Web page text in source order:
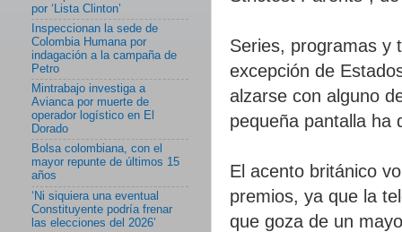
Series, programas y
excepción de
alzarse con alguno
pequeña pantalla ha
El acento británico
premios, ya que la
que goza de un
por ‘Lista Clinton’
Inspeccionan la sede de
Colombia Humana por
indagación a la campaña de
Petro
Mintrabajo investiga a
Avianca por muerte de
operador logístico en El
Dorado
Bolsa colombiana, con el
mayor repunte de últimos 15
años
‘Ni siquiera una eventual
Constituyente podría frenar
las elecciones del 2026’